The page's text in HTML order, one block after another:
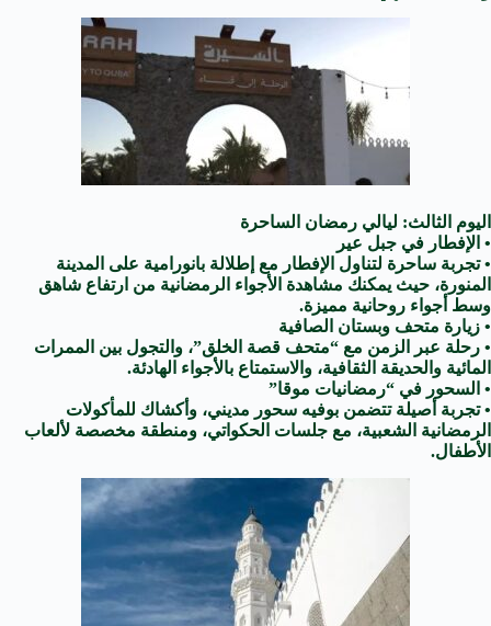
اليوم الثالث: ليالي رمضان الساحرة
• الإفطار في جبل عير
• تجربة ساحرة لتناول الإفطار مع إطلالة بانورامية على المدينة
المنورة، حيث يمكنك مشاهدة الأجواء الرمضانية من ارتفاع شاهق
وسط أجواء روحانية مميزة.
• زيارة متحف وبستان الصافية
• رحلة عبر الزمن مع “متحف قصة الخلق”، والتجول بين الممرات
المائية والحديقة الثقافية، والاستمتاع بالأجواء الهادئة.
• السحور في “رمضانيات موقا”
• تجربة أصيلة تتضمن بوفيه سحور مديني، وأكشاك للمأكولات
الرمضانية الشعبية، مع جلسات الحكواتي، ومنطقة مخصصة لألعاب
الأطفال.